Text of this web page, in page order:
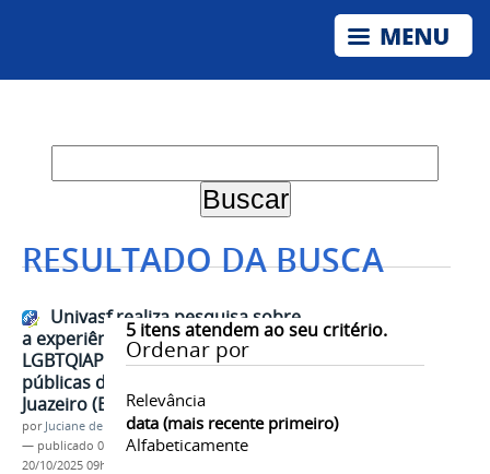
RESULTADO DA BUSCA
5itens atendem ao seu critério.
Ordenar por
Relevância
data (mais recente primeiro)
Alfabeticamente
Univasf realiza pesquisa sobre
a experiência de estudantes
LGBTQIAPN+ em universidades
públicas de Petrolina (PE) e
Juazeiro (BA)
por Juciane de Jesus Aleixo
— publicado 09/10/2025—última modificação
20/10/2025 09h46